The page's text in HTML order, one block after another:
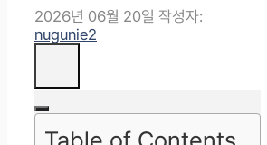
2026년 06월 20일 작성자:
nugunie2